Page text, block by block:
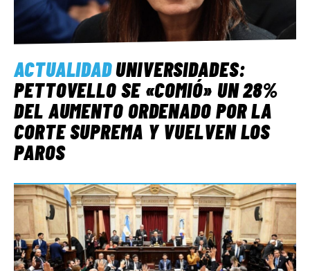
ACTUALIDADUNIVERSIDADES:
PETTOVELLO SE «COMIÓ» UN 28%
DEL AUMENTO ORDENADO POR LA
CORTE SUPREMA Y VUELVEN LOS
PAROS